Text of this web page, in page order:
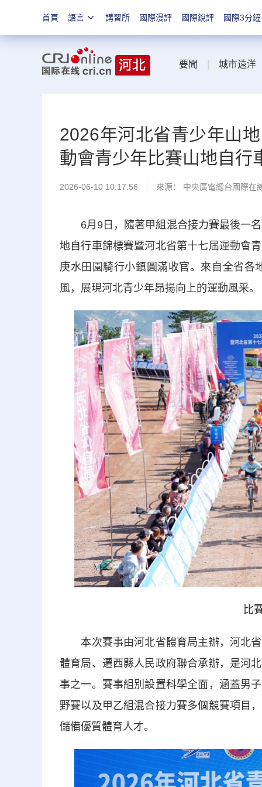
首頁 語言 講習所 國際漫評 國際銳評 國際3分鐘
要聞 城市遠洋
2026年河北省青少年山
動會青少年比賽山地自行
2026-06-10 10:17:56 來源： 中央廣電總台國際在
6月9日，隨著甲組混合接力賽最後一名
地自行車錦標賽暨河北省第十七屆運動會
庚水田園騎行小鎮圓滿收官。來自全省各
風，展現河北青少年昂揚向上的運動風采。
比
本次賽事由河北省體育局主辦，河北省
體育局、遷西縣人民政府聯合承辦，是河
事之一。賽事組別設置科學全面，涵蓋男
野賽以及甲乙組混合接力賽多個競賽項目
儲備優質體育人才。